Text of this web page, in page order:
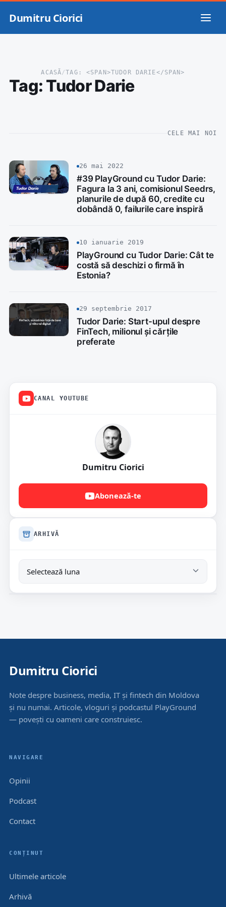
Dumitru Ciorici
ACASĂ/TAG: <SPAN>TUDOR DARIE</SPAN>
Tag: Tudor Darie
CELE MAI NOI
26 mai 2022
#39 PlayGround cu Tudor Darie:
Fagura la 3 ani, comisionul Seedrs,
planurile de după 60, credite cu
dobândă 0, failurile care inspiră
10 ianuarie 2019
PlayGround cu Tudor Darie: Cât te
costă să deschizi o firmă în
Estonia?
29 septembrie 2017
Tudor Darie: Start-upul despre
FinTech, milionul și cărțile
preferate
CANAL YOUTUBE
Dumitru Ciorici
Abonează-te
ARHIVĂ
Dumitru Ciorici
Note despre business, media, IT și fintech din Moldova
și nu numai. Articole, vloguri și podcastul PlayGround
— povești cu oameni care construiesc.
NAVIGARE
Opinii
Podcast
Contact
CONȚINUT
Ultimele articole
Arhivă